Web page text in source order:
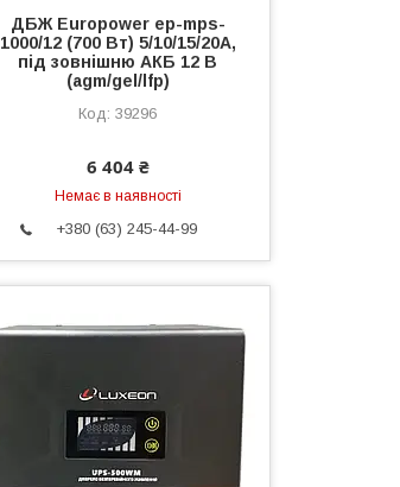
ДБЖ Europower ep-mps-
1000/12 (700 Вт) 5/10/15/20А,
під зовнішню АКБ 12 В
(agm/gel/lfp)
39296
6 404 ₴
Немає в наявності
+380 (63) 245-44-99